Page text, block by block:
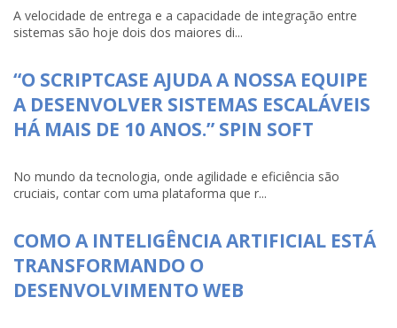
A velocidade de entrega e a capacidade de integração entre
sistemas são hoje dois dos maiores di...
“O SCRIPTCASE AJUDA A NOSSA EQUIPE
A DESENVOLVER SISTEMAS ESCALÁVEIS
HÁ MAIS DE 10 ANOS.” SPIN SOFT
No mundo da tecnologia, onde agilidade e eficiência são
cruciais, contar com uma plataforma que r...
COMO A INTELIGÊNCIA ARTIFICIAL ESTÁ
TRANSFORMANDO O
DESENVOLVIMENTO WEB